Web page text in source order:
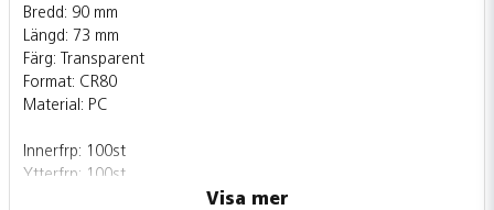
Bredd: 90 mm
Längd: 73 mm
Färg: Transparent
Format: CR80
Material: PC
Innerfrp: 100st
Ytterfrp: 100st
Visa mer